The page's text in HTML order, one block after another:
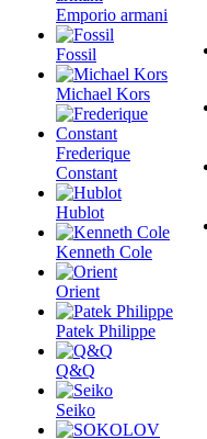
Emporio armani
Fossil
Michael Kors
Frederique
Constant
Hublot
Kenneth Cole
Orient
Patek Philippe
Q&Q
Seiko